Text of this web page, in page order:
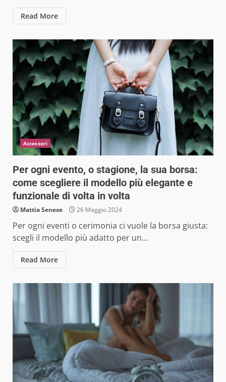
Read More
Accessori
Per ogni evento, o stagione, la sua borsa:
come scegliere il modello più elegante e
funzionale di volta in volta
Mattia Senese 26 Maggio 2024
Per ogni eventi o cerimonia ci vuole la borsa giusta:
scegli il modello più adatto per un...
Read More